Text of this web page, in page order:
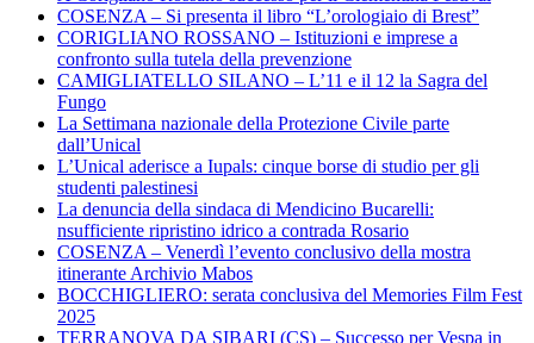
COSENZA – Si presenta il libro “L’orologiaio di Brest”
CORIGLIANO ROSSANO – Istituzioni e imprese a
confronto sulla tutela della prevenzione
CAMIGLIATELLO SILANO – L’11 e il 12 la Sagra del
Fungo
La Settimana nazionale della Protezione Civile parte
dall’Unical
L’Unical aderisce a Iupals: cinque borse di studio per gli
studenti palestinesi
La denuncia della sindaca di Mendicino Bucarelli:
nsufficiente ripristino idrico a contrada Rosario
COSENZA – Venerdì l’evento conclusivo della mostra
itinerante Archivio Mabos
BOCCHIGLIERO: serata conclusiva del Memories Film Fest
2025
TERRANOVA DA SIBARI (CS) – Successo per Vespa in